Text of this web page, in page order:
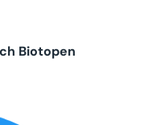
Biotopen